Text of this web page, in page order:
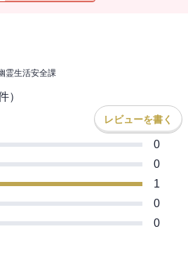
霊生活安全課
）
レビューを書く
0
0
1
0
0